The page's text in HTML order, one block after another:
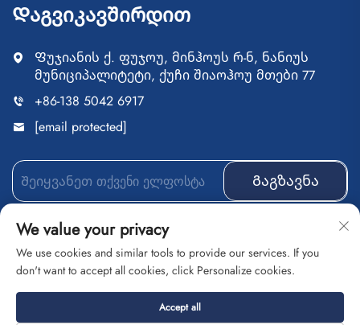
Დაგვიკავშირდით
Ფუჯიანის ქ. ფუჯოუ, მინჰოუს რ-ნ, ნანიუს
მუნიციპალიტეტი, ქუჩი შიაოჰოუ მთები 77
+86-138 5042 6917
[email protected]
Გაგზავნა
Ავტორის უფლებები დაცულია © ფუჯიანის ქ.
ფუჯოუ, მინჰოუს რ-ნ, ნანიუს მუნიციპალიტეტი,
ქუჩი შიაოჰოუ მთები 77
Კონფიდენციალურობის
პოლიტიკა Ბლოგი
We value your privacy
We use cookies and similar tools to provide our services. If you
don't want to accept all cookies, click Personalize cookies.
Accept all